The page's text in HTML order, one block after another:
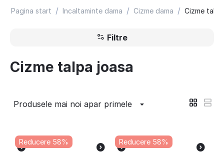
Pagina start / Incaltaminte dama / Cizme dama / Cizme
Filtre
Cizme talpa joasa
Produsele mai noi apar primele
Reducere 58% Reducere 58%